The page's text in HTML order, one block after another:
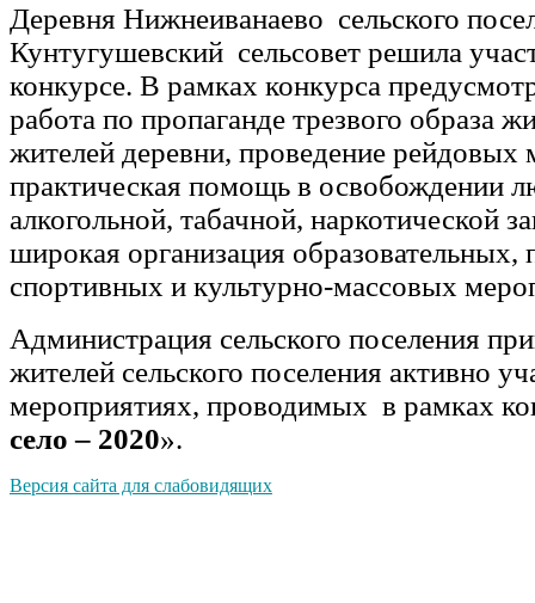
Деревня Нижнеиванаево сельского
Кунтугушевский сельсовет решила
конкурсе. В рамках конкурса
работа по пропаганде трезвого образа
жителей деревни, проведение рейдовых
практическая помощь в освобождении
алкогольной, табачной, наркотической
широкая организация образовательных,
спортивных и культурно-массовых
Администрация сельского поселения
жителей сельского поселения активно
мероприятиях, проводимых в рамках
село – 2020».
Версия сайта для слабовидящих